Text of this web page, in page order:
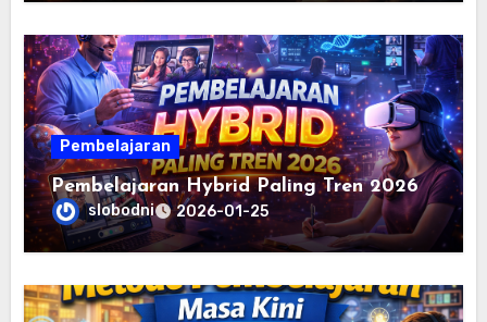
Pembelajaran
Pembelajaran Hybrid Paling Tren 2026
slobodni 2026-01-25